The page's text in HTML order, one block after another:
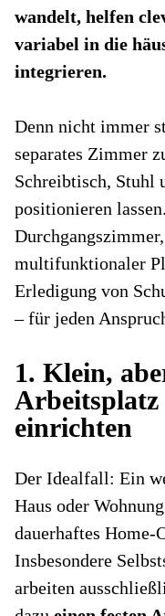
wandelt, helfen
variabel in die
integrieren.
Denn nicht immer
separates Zimmer
Schreibtisch, Stuhl
positionieren
multifunktionaler
Erledigung von
– für jeden
1. Klein,
Arbeitsplatz
einrichten
Der Idealfall: Ein
Haus oder
dauerhaftes
Insbesondere
arbeiten